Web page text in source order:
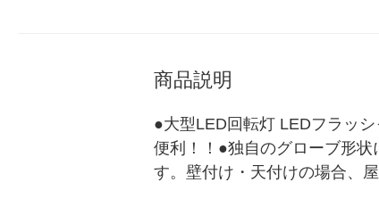
商品説明
●大型LED回転灯 LEDフラッ
便利！！●独自のグローブ形
す。壁付け・天付けの場合、